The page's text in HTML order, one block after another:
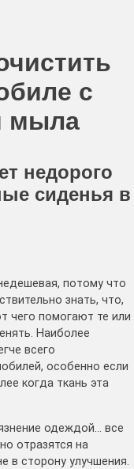
с
мыла
недорого
сиденья в
потому что
знать, что,
чего помогают те или
Наиболее
всего
особенно если
когда ткань эта
одеждой… все
отразятся на
в сторону улучшения.